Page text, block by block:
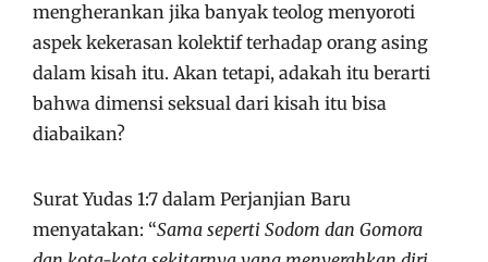
mengherankan jika banyak teolog menyoroti
aspek kekerasan kolektif terhadap orang asing
dalam kisah itu. Akan tetapi, adakah itu berarti
bahwa dimensi seksual dari kisah itu bisa
diabaikan?
Surat Yudas 1:7 dalam Perjanjian Baru
menyatakan: “Sama seperti Sodom dan Gomora